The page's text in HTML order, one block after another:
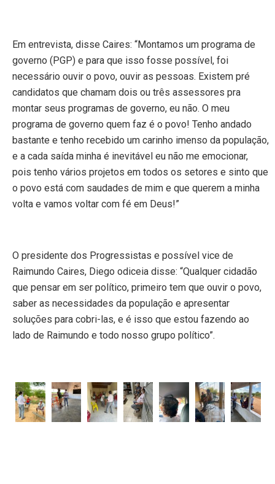
Em entrevista, disse Caires: “Montamos um programa de
governo (PGP) e para que isso fosse possível, foi
necessário ouvir o povo, ouvir as pessoas. Existem pré
candidatos que chamam dois ou três assessores pra
montar seus programas de governo, eu não. O meu
programa de governo quem faz é o povo! Tenho andado
bastante e tenho recebido um carinho imenso da população,
e a cada saída minha é inevitável eu não me emocionar,
pois tenho vários projetos em todos os setores e sinto que
o povo está com saudades de mim e que querem a minha
volta e vamos voltar com fé em Deus!”
O presidente dos Progressistas e possível vice de
Raimundo Caires, Diego odiceia disse: “Qualquer cidadão
que pensar em ser político, primeiro tem que ouvir o povo,
saber as necessidades da população e apresentar
soluções para cobri-las, e é isso que estou fazendo ao
lado de Raimundo e todo nosso grupo político”.